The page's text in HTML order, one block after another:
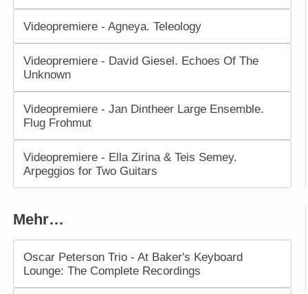
Videopremiere - Agneya. Teleology
Videopremiere - David Giesel. Echoes Of The
Unknown
Videopremiere - Jan Dintheer Large Ensemble.
Flug Frohmut
Videopremiere - Ella Zirina & Teis Semey.
Arpeggios for Two Guitars
Mehr…
Oscar Peterson Trio - At Baker's Keyboard
Lounge: The Complete Recordings